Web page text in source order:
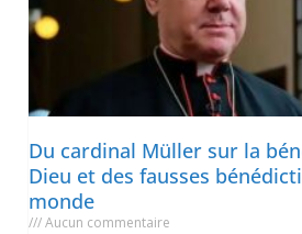
Du cardinal Müller sur la
Dieu et des fausses
monde
Aucun commentaire